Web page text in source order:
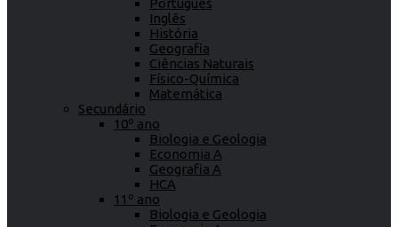
Português
Inglês
História
Geografia
Ciências Naturais
Físico-Química
Matemática
Secundário
10º ano
Biologia e Geologia
Economia A
Geografia A
HCA
11º ano
Biologia e Geologia